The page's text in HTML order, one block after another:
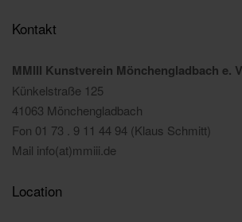
Kontakt
MMIII Kunstverein Mönchengladbach e.
Künkelstraße 125
41063 Mönchengladbach
Fon 01 73 . 9 11 44 94 (Klaus Schmitt)
Mail info(at)mmiii.de
Location